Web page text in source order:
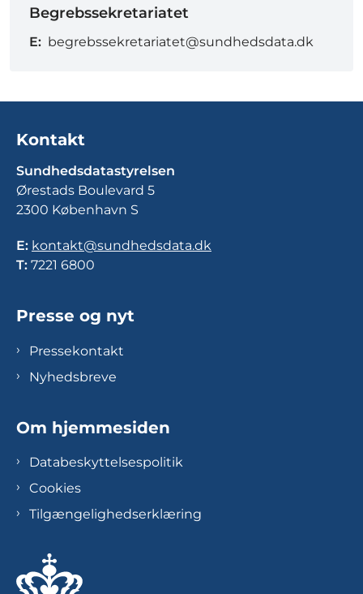
Begrebssekretariatet
E: begrebssekretariatet@sundhedsdata.dk
Kontakt
Sundhedsdatastyrelsen
Ørestads Boulevard 5
2300 København S
E: kontakt@sundhedsdata.dk
T: 7221 6800
Presse og nyt
Pressekontakt
Nyhedsbreve
Om hjemmesiden
Databeskyttelsespolitik
Cookies
Tilgængelighedserklæring